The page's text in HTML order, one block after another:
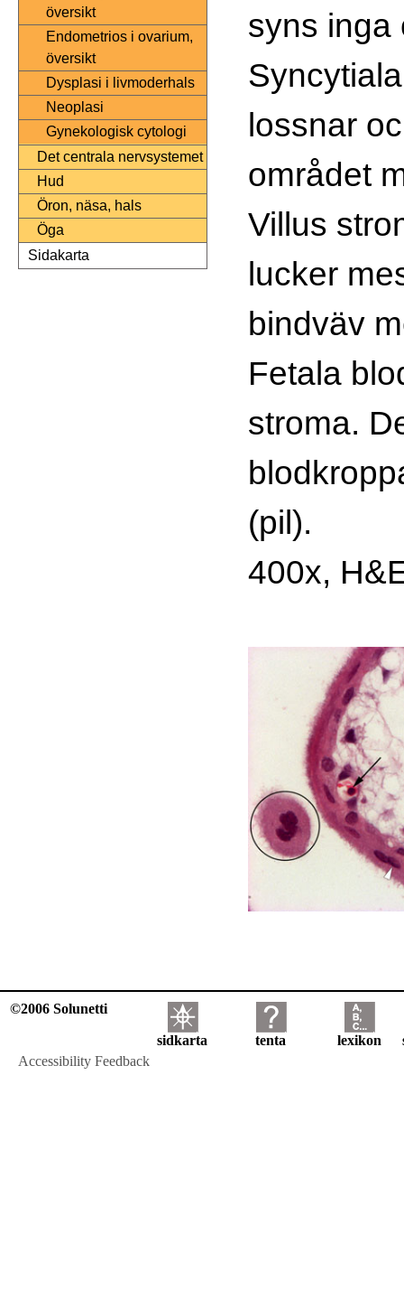
översikt
Endometrios i ovarium,
översikt
Dysplasi i livmoderhals
Neoplasi
Gynekologisk cytologi
Det centrala nervsystemet
Hud
Öron, näsa, hals
Öga
Sidakarta
syns inga
lossnar
området
Villus
lucker
bindväv
Fetala
stroma.
(pil).
400x,
©2006 Solunetti
sidkarta tenta lexikon
Accessibility Feedback